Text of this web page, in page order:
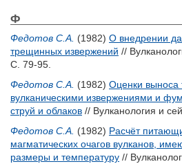
Ф
Федотов С.А. (1982) О внедрении
трещинных извержений //
С. 79-95.
Федотов С.А. (1982) Оценки выноса
вулканическими извержениями и
струй и облаков // Вулканология и
Федотов С.А. (1982) Расчёт
магматических очагов вулканов,
размеры и температуру //